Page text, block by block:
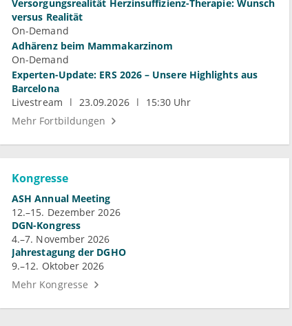
Versorgungsrealität Herzinsuffizienz-Therapie: Wunsch
versus Realität
On-Demand
Adhärenz beim Mammakarzinom
On-Demand
Experten-Update: ERS 2026 – Unsere Highlights aus
Barcelona
Livestream
23.09.2026
15:30 Uhr
Mehr Fortbildungen
Kongresse
ASH Annual Meeting
12.–15. Dezember 2026
DGN-Kongress
4.–7. November 2026
Jahrestagung der DGHO
9.–12. Oktober 2026
Mehr Kongresse